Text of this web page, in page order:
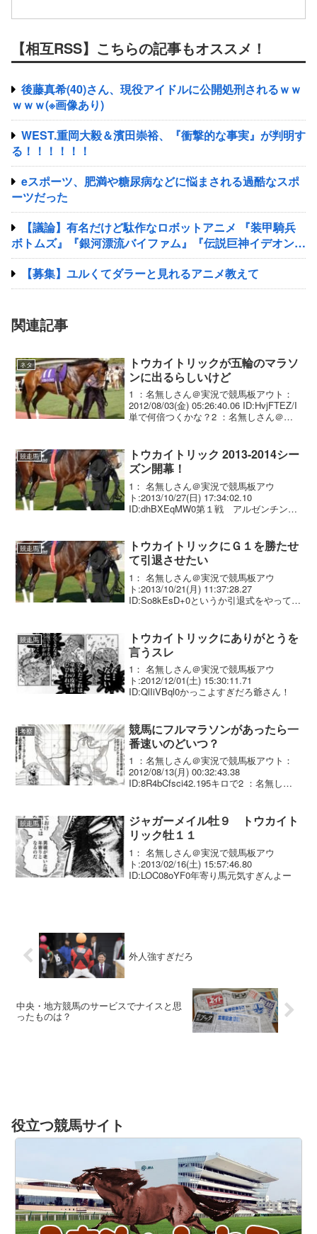
【相互RSS】こちらの記事もオススメ！
後藤真希(40)さん、現役アイドルに公開処刑されるｗｗ
ｗｗｗ(※画像あり)
WEST.重岡大毅＆濱田崇裕、『衝撃的な事実』が判明す
る！！！！！！
eスポーツ、肥満や糖尿病などに悩まされる過酷なスポ
ーツだった
【議論】有名だけど駄作なロボットアニメ 『装甲騎兵
ボトムズ』『銀河漂流バイファム』『伝説巨神イデオン』
『超獣機神ダンクーガ』『銀河疾風サスライガー』
【募集】ユルくてダラーと見れるアニメ教えて
関連記事
ネタ
トウカイトリックが五輪のマラソ
ンに出るらしいけど
1 ：名無しさん＠実況で競馬板アウト：
2012/08/03(金) 05:26:40.06 ID:HvjFTEZ/I
単で何倍つくかな？2 ：名無しさん＠実
競走馬
トウカイトリック 2013-2014シー
ズン開幕！
1： 名無しさん＠実況で競馬板アウ
ト:2013/10/27(日) 17:34:02.10
ID:dhBXEqMW0第１戦 アルゼンチン共
ステークス(...
競走馬
トウカイトリックにＧ１を勝たせ
て引退させたい
1： 名無しさん＠実況で競馬板アウ
ト:2013/10/21(月) 11:37:28.27
ID:So8kEsD+0というか引退式をやってあ
競走馬
トウカイトリックにありがとうを
言うスレ
1： 名無しさん＠実況で競馬板アウ
ト:2012/12/01(土) 15:30:11.71
ID:QlIiVBql0かっこよすぎだろ爺さん！
考察
競馬にフルマラソンがあったら一
番速いのどいつ？
1 ：名無しさん＠実況で競馬板アウト：
2012/08/13(月) 00:32:43.38
ID:8R4bCfsci42.195キロで2 ：名無しさ
競走馬
ジャガーメイル牡９ トウカイト
リック牡１１
1： 名無しさん＠実況で競馬板アウ
ト:2013/02/16(土) 15:57:46.80
ID:LOC08oYF0年寄り馬元気すぎんよー
外人強すぎだろ
中央・地方競馬のサービスでナイスと思
ったものは？
役立つ競馬サイト